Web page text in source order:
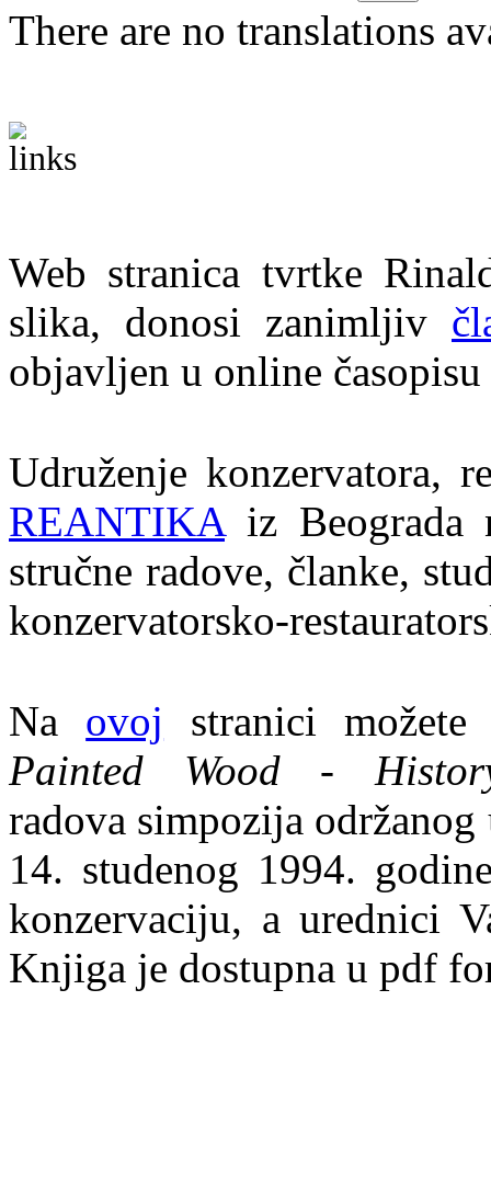
There are no translations
Web stranica tvrtke
slika, donosi zanimljiv
objavljen u online časopisu
Udruženje konzervatora,
REANTIKAiz Beograda
stručne radove, članke,
konzervatorsko-
Na ovoj stranici
Painted Wood -
radova simpozija
14. studenog 1994.
konzervaciju, a urednici
Knjiga je dostupna u pdf